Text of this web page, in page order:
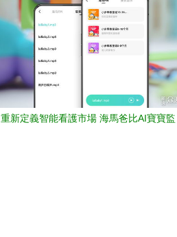
重新定義智能看護市場 海馬爸比AI寶寶監